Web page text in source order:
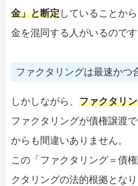
金」と断定していることか
金を混同する人がいるのです
ファクタリングは最速かつ
しかしながら、 ファクタリ
ファクタリングが債権譲渡
からも間違いありません。
この「ファクタリング＝債
クタリングの法的根拠となり